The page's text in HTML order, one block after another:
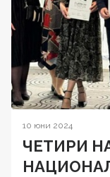
10 юни 2024
ЧЕТИРИ